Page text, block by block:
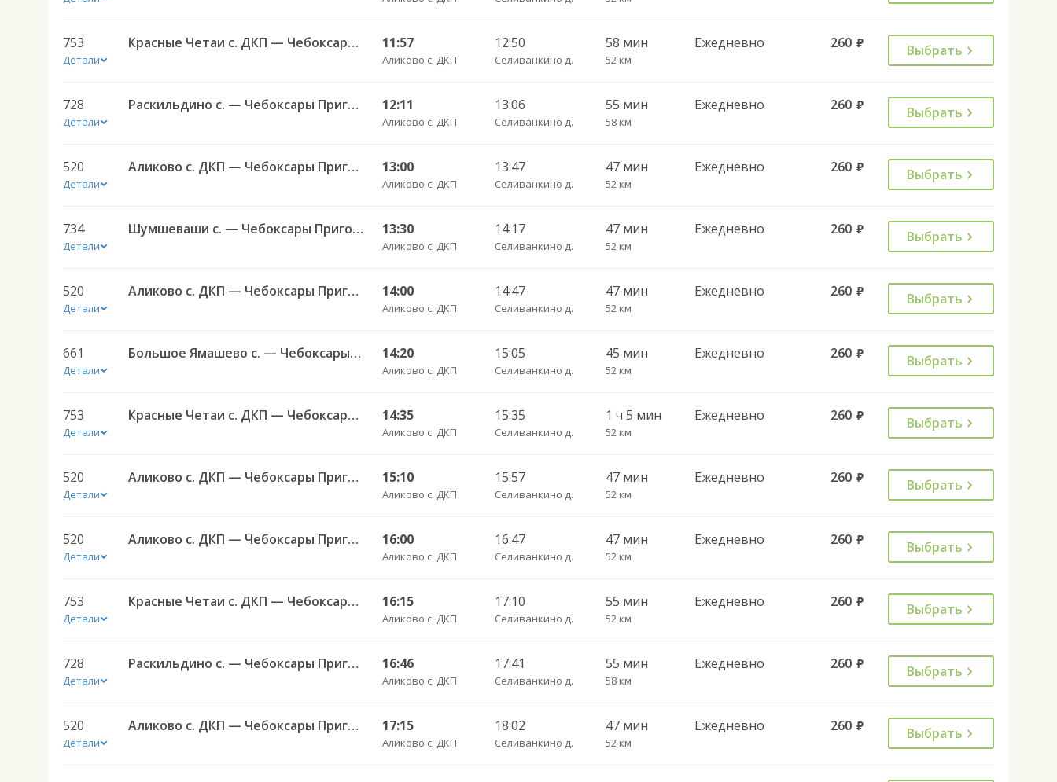
753
Детали
Красные Четаи с. ДКП — Чебоксары Пригородный АВ ч/з Аликово с. ДКП 753 11:57
Аликово с. ДКП
12:50
Селиванкино д.
58 мин
52 км
Ежедневно 260 руб. Выбрать
728
Детали
Раскильдино с. — Чебоксары Пригородный АВ ч/з Орбаши д. 728 12:11
Аликово с. ДКП
13:06
Селиванкино д.
55 мин
58 км
Ежедневно 260 руб. Выбрать
520
Детали
Аликово с. ДКП — Чебоксары Пригородный АВ 520 13:00
Аликово с. ДКП
13:47
Селиванкино д.
47 мин
52 км
Ежедневно 260 руб. Выбрать
734
Детали
Шумшеваши с. — Чебоксары Пригородный АВ 734 13:30
Аликово с. ДКП
14:17
Селиванкино д.
47 мин
52 км
Ежедневно 260 руб. Выбрать
520
Детали
Аликово с. ДКП — Чебоксары Пригородный АВ 520 14:00
Аликово с. ДКП
14:47
Селиванкино д.
47 мин
52 км
Ежедневно 260 руб. Выбрать
661
Детали
Большое Ямашево с. — Чебоксары Пригородный АВ 661 14:20
Аликово с. ДКП
15:05
Селиванкино д.
45 мин
52 км
Ежедневно 260 руб. Выбрать
753
Детали
Красные Четаи с. ДКП — Чебоксары Пригородный АВ ч/з Аликово с. ДКП 753 14:35
Аликово с. ДКП
15:35
Селиванкино д.
1 ч 5 мин
52 км
Ежедневно 260 руб. Выбрать
520
Детали
Аликово с. ДКП — Чебоксары Пригородный АВ 520 15:10
Аликово с. ДКП
15:57
Селиванкино д.
47 мин
52 км
Ежедневно 260 руб. Выбрать
520
Детали
Аликово с. ДКП — Чебоксары Пригородный АВ 520 16:00
Аликово с. ДКП
16:47
Селиванкино д.
47 мин
52 км
Ежедневно 260 руб. Выбрать
753
Детали
Красные Четаи с. ДКП — Чебоксары Пригородный АВ ч/з Аликово с. ДКП 753 16:15
Аликово с. ДКП
17:10
Селиванкино д.
55 мин
52 км
Ежедневно 260 руб. Выбрать
728
Детали
Раскильдино с. — Чебоксары Пригородный АВ ч/з Орбаши д. 728 16:46
Аликово с. ДКП
17:41
Селиванкино д.
55 мин
58 км
Ежедневно 260 руб. Выбрать
520
Детали
Аликово с. ДКП — Чебоксары Пригородный АВ 520 17:15
Аликово с. ДКП
18:02
Селиванкино д.
47 мин
52 км
Ежедневно 260 руб. Выбрать